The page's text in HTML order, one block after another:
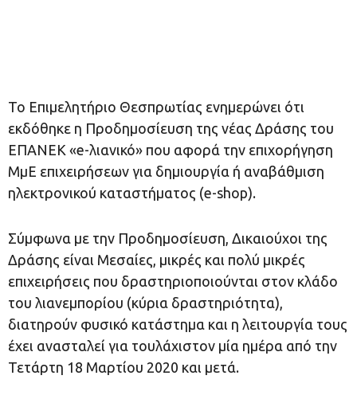
Το Επιμελητήριο Θεσπρωτίας ενημερώνει ότι
εκδόθηκε η Προδημοσίευση της νέας Δράσης του
ΕΠΑΝΕΚ «e-λιανικό» που αφορά την επιχορήγηση
ΜμΕ επιχειρήσεων για δημιουργία ή αναβάθμιση
ηλεκτρονικού καταστήματος (e-shop).
Σύμφωνα με την Προδημοσίευση, Δικαιούχοι της
Δράσης είναι Μεσαίες, μικρές και πολύ μικρές
επιχειρήσεις που δραστηριοποιούνται στον κλάδο
του λιανεμπορίου (κύρια δραστηριότητα),
διατηρούν φυσικό κατάστημα και η λειτουργία τους
έχει ανασταλεί για τουλάχιστον μία ημέρα από την
Τετάρτη 18 Μαρτίου 2020 και μετά.